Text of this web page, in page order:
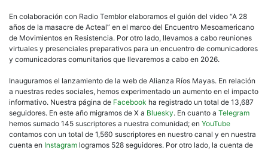
En colaboración con Radio Temblor elaboramos el guión del video “A 28
años de la masacre de Acteal” en el marco del Encuentro Mesoamericano
de Movimientos en Resistencia. Por otro lado, llevamos a cabo reuniones
virtuales y presenciales preparativos para un encuentro de comunicadores
y comunicadoras comunitarios que llevaremos a cabo en 2026.
Inauguramos el lanzamiento de la web de Alianza Ríos Mayas. En relación
a nuestras redes sociales, hemos experimentado un aumento en el impacto
informativo. Nuestra página de Facebook ha registrado un total de 13,687
seguidores. En este año migramos de X a Bluesky. En cuanto a Telegram
hemos sumado 145 suscriptores a nuestra comunidad; en YouTube
contamos con un total de 1,560 suscriptores en nuestro canal y en nuestra
cuenta en Instagram logramos 528 seguidores. Por otro lado, la cuenta de